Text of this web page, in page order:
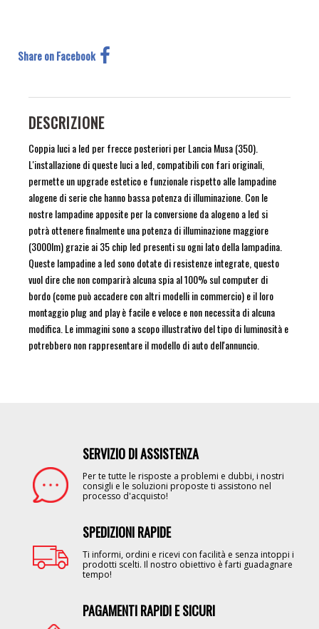
Share on Facebook
DESCRIZIONE
Coppia luci a led per frecce posteriori per Lancia Musa (350).
L'installazione di queste luci a led, compatibili con fari originali,
permette un upgrade estetico e funzionale rispetto alle lampadine
alogene di serie che hanno bassa potenza di illuminazione. Con le
nostre lampadine apposite per la conversione da alogeno a led si
potrà ottenere finalmente una potenza di illuminazione maggiore
(3000lm) grazie ai 35 chip led presenti su ogni lato della lampadina.
Queste lampadine a led sono dotate di resistenze integrate, questo
vuol dire che non comparirà alcuna spia al 100% sul computer di
bordo (come può accadere con altri modelli in commercio) e il loro
montaggio plug and play è facile e veloce e non necessita di alcuna
modifica. Le immagini sono a scopo illustrativo del tipo di luminosità e
potrebbero non rappresentare il modello di auto dell'annuncio.
SERVIZIO DI ASSISTENZA
Per te tutte le risposte a problemi e dubbi, i nostri
consigli e le soluzioni proposte ti assistono nel
processo d'acquisto!
SPEDIZIONI RAPIDE
Ti informi, ordini e ricevi con facilità e senza intoppi i
prodotti scelti. Il nostro obiettivo è farti guadagnare
tempo!
PAGAMENTI RAPIDI E SICURI